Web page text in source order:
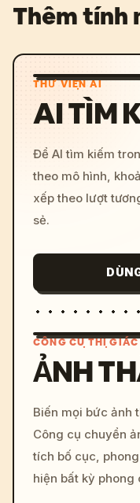
Thêm tính
THƯ VIỆN AI
AI TÌM
Để AI tìm kiếm
theo mô hình,
xếp theo lượt
sẻ.
CÔNG CỤ THỊ GIÁC
ẢNH
Biến mọi bức ảnh
Công cụ chuyển
tích bố cục,
hiện bất kỳ phong